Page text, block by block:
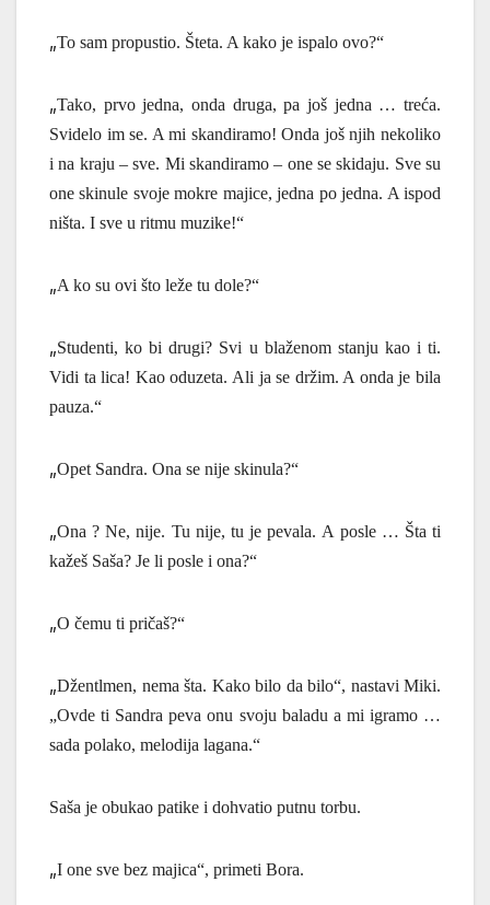
„To sam propustio. Šteta. A kako je ispalo ovo?“
„Tako, prvo jedna, onda druga, pa još jedna … treća.
Svidelo im se. A mi skandiramo! Onda još njih nekoliko
i na kraju – sve. Mi skandiramo – one se skidaju. Sve su
one skinule svoje mokre majice, jedna po jedna. A ispod
ništa. I sve u ritmu muzike!“
„A ko su ovi što leže tu dole?“
„Studenti, ko bi drugi? Svi u blaženom stanju kao i ti.
Vidi ta lica! Kao oduzeta. Ali ja se držim. A onda je bila
pauza.“
„Opet Sandra. Ona se nije skinula?“
„Ona ?Ne, nije. Tu nije, tu je pevala. A posle … Šta ti
kažeš Saša? Je li posle i ona?“
„O čemu ti pričaš?“
„Džentlmen, nema šta. Kako bilo da bilo“, nastavi Miki.
„Ovde ti Sandra peva onu svoju baladu a mi igramo …
sada polako, melodija lagana.“
Saša je obukao patike i dohvatio putnu torbu.
„I one sve bez majica“, primeti Bora.